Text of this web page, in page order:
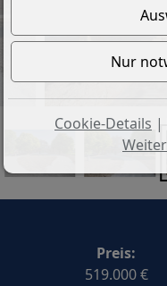
Preis:
519.000 €
Cookie-Details |